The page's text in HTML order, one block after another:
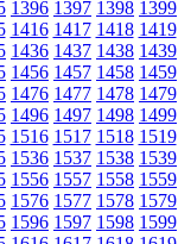
1396 1397 1398 1399
1416 1417 1418 1419
1436 1437 1438 1439
1456 1457 1458 1459
1476 1477 1478 1479
1496 1497 1498 1499
1516 1517 1518 1519
1536 1537 1538 1539
1556 1557 1558 1559
1576 1577 1578 1579
1596 1597 1598 1599